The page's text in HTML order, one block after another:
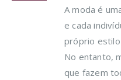
A moda é
e cada
próprio
No entanto,
que fazem